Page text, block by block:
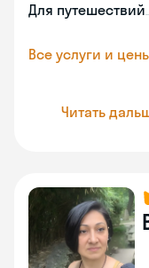
Для путешествий
Все услуги и
Читать